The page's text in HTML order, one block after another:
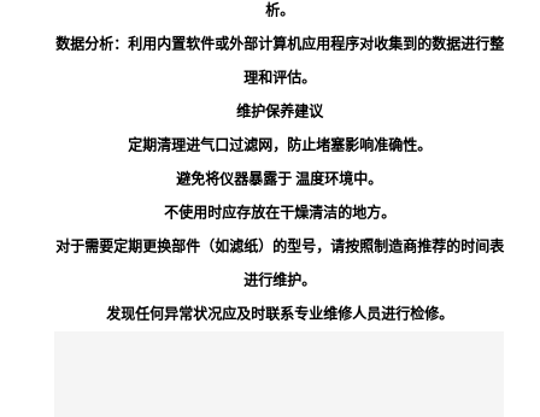
析。
数据分析：利用内置软件或外部计算机应用程序对收集到的数据进行整
理和评估。
维护保养建议
定期清理进气口过滤网，防止堵塞影响准确性。
避免将仪器暴露于 温度环境中。
不使用时应存放在干燥清洁的地方。
对于需要定期更换部件（如滤纸）的型号，请按照制造商推荐的时间表
进行维护。
发现任何异常状况应及时联系专业维修人员进行检修。